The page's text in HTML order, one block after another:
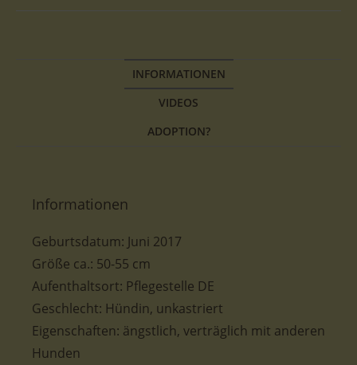
INFORMATIONEN
VIDEOS
ADOPTION?
Informationen
Geburtsdatum: Juni 2017
Größe ca.: 50-55 cm
Aufenthaltsort: Pflegestelle DE
Geschlecht: Hündin, unkastriert
Eigenschaften: ängstlich, verträglich mit anderen
Hunden